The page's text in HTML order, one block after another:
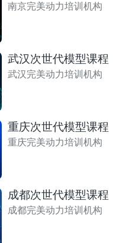
南京完美动力培训机构
武汉次世代模型课程
武汉完美动力培训机构
重庆次世代模型课程
重庆完美动力培训机构
成都次世代模型课程
成都完美动力培训机构